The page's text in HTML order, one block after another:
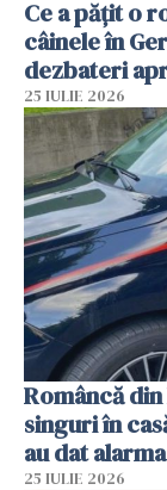
Ce a pățit o
câinele în
dezbateri
25 IULIE 2026
Româncă
singuri în
au dat alarma
25 IULIE 2026